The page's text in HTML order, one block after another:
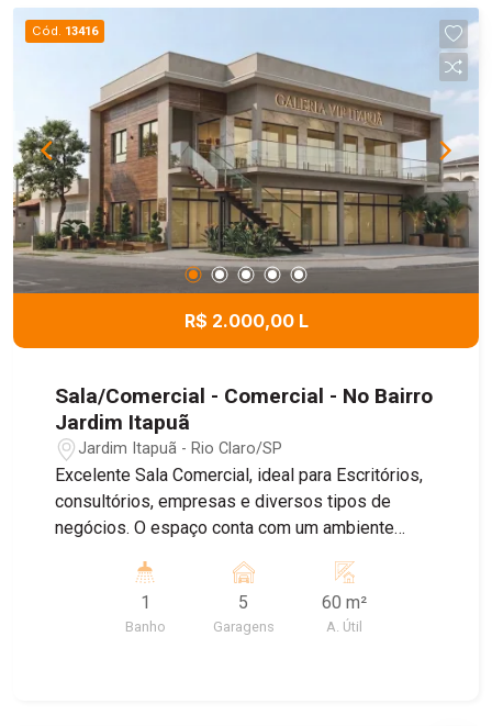
Cód. 13416
R$ 2.000,00 L
Sala/Comercial - Comercial - No Bairro
Jardim Itapuã
Jardim Itapuã - Rio Claro/SP
Excelente Sala Comercial, ideal para Escritórios,
consultórios, empresas e diversos tipos de
negócios. O espaço conta com um ambiente
condicionado, proporcionando mais conforto para
o dia dia , e Sistema de energia solar, garantindo
maior economia e sustentabilidade. Agende uma
1
Banho
5
Garagens
60 m²
A. Útil